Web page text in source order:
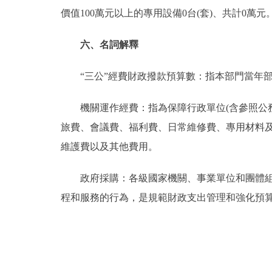
價值100萬元以上的專用設備0台(套)、共計0萬元
六、名詞解釋
“三公”經費財政撥款預算數：指本部門當年部
機關運作經費：指為保障行政單位(含參照公
旅費、會議費、福利費、日常維修費、專用材料
維護費以及其他費用。
政府採購：各級國家機關、事業單位和團體組
程和服務的行為，是規範財政支出管理和強化預